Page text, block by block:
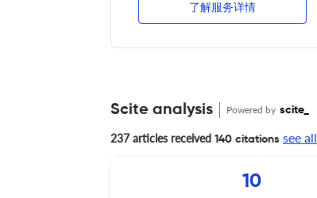
了解服务详情
Scite analysis Powered by scite_
237 articles received 140 citations see all
10